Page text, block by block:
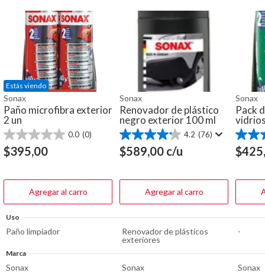
Estás viendo
Sonax
Paño microfibra exterior
2 un
0.0 (0)
0.0
de
5
$395,00
Agregar al carro
Sonax
Renovador de plástico
negro exterior 100 ml
4.2 (76)
4.2
de
5
$589,00 c/u
Agregar al carro
Sonax
Pack
5.0
de
5
$
Uso
Paño limpiador
Renovador de plásticos
exteriores
-
Marca
Sonax Sonax Sonax